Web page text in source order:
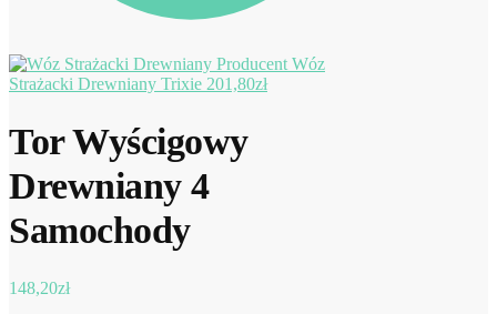
Wóz
Strażacki Drewniany Trixie 201,80zł
Tor Wyścigowy
Drewniany 4
Samochody
148,20zł